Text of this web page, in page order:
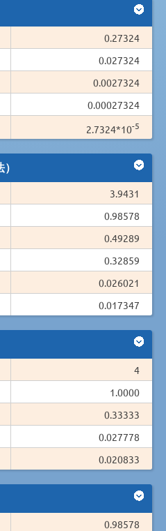
0.27324
0.027324
0.0027324
0.00027324
2.7324*10-5
3.9431
0.98578
0.49289
0.32859
0.026021
0.017347
4
1.0000
0.33333
0.027778
0.020833
0.98578